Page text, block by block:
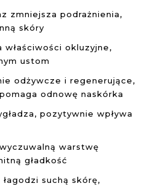
zmniejsza podrażnienia,
skóry
właściwości okluzyjne,
ustom
odżywcze i regenerujące,
odnowę naskórka
pozytywnie wpływa
warstwę
gładkość
łagodzi suchą skórę,